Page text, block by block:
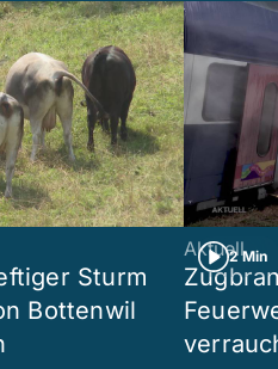
Sturm
Bottenwil
2 Min
Aktuell